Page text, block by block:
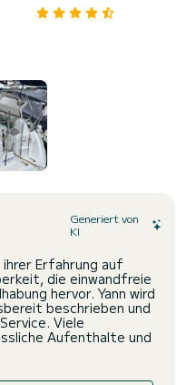
Generiert von
KI
Erfahrung auf
die einwandfreie
hervor. Yann wird
beschrieben und
Viele
Aufenthalte und